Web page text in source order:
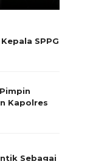
SPPG
Kapolres
Sebagai